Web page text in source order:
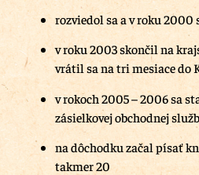
rozviedol sa a v roku
v roku 2003 skončil na
vrátil sa na tri mesiace do
v rokoch 2005 – 2006 sa
zásielkovej obchodnej
na dôchodku začal písať
takmer 20